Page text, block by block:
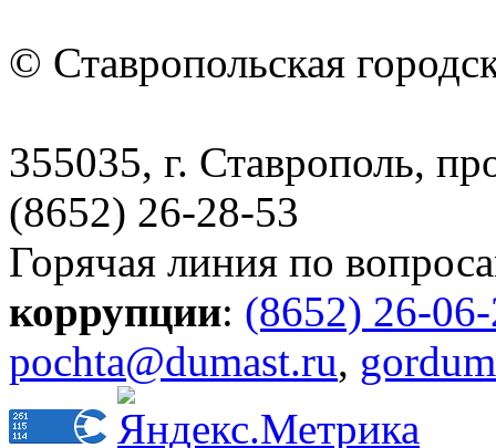
© Ставропольская
355035, г. Ставрополь,
(8652) 26-28-53
Горячая линия по
коррупции: (8652) 26-
pochta@dumast.ru,